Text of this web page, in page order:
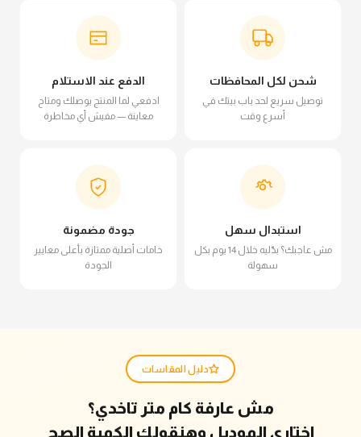
شحن لكل المحافظات
توصيل سريع لحد باب بيتك في
أسرع وقت
الدفع عند الاستلام
ادفعي لما المنتج يوصلك ومتاح
معاينة — مفيش أي مخاطرة
استبدال سهل
مش عاجبك؟ بدّليه خلال 14 يوم بكل
سهولة
جودة مضمونة
خامات أصلية ممتازة بأعلى معايير
الجودة
دليل المقاسات
مش عارفة كام متر تاخدي؟
اختاري الموديل وهنقولك الكمية الصح